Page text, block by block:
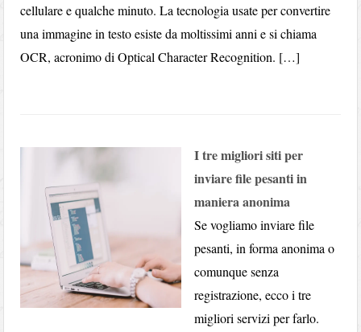
cellulare e qualche minuto. La tecnologia usate per convertire
una immagine in testo esiste da moltissimi anni e si chiama
OCR, acronimo di Optical Character Recognition. […]
I tre migliori siti per
inviare file pesanti in
maniera anonima
Se vogliamo inviare file
pesanti, in forma anonima o
comunque senza
registrazione, ecco i tre
migliori servizi per farlo.